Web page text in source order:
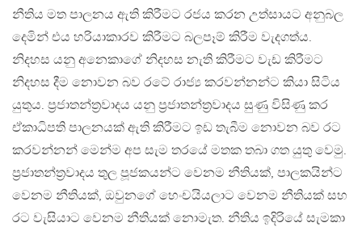
නීතිය මත පාලනය ඇති කිරීමට රජය කරන උත්සායට අනුබල
දෙමින් එය හරියාකාරව කිරීමට බලපෑම් කිරීම වැදගත්ය.
නිදහස යනු අනෙකාගේ නිදහස නැති කිරීමට වැඩ කිරීමට
නිදහස දීම නොවන බව රටේ රාජ්‍ය කරවන්නන්ට කියා සිටිය
යුතුය. ප්‍රජාතන්ත්‍රවාදය යනු ප්‍රජාතන්ත්‍රවාදය සුණු විසිණු කර
ඒකාධිපති පාලනයක් ඇති කිරීමට ඉඩ තැබීම නොවන බව රට
කරවන්නන් මෙන්ම අප සැම තරයේ මතක තබා ගත යුතු වෙමු.
ප්‍රජාතන්ත්‍රවාදය තුල පූජකයන්ට වෙනම නීතියක්, පාලකයින්ට
වෙනම නීතියක්, ඔවුනගේ හෙංචයියලාට වෙනම නීතියක් සහ
රට වැසියාට වෙනම නීතියක් නොමැත. නීතිය ඉදිරියේ සැමකා